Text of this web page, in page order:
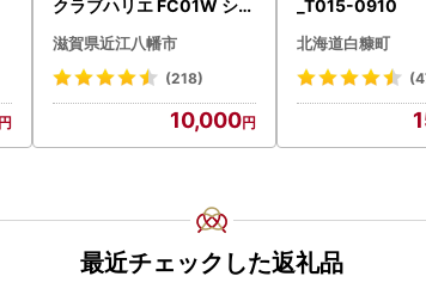
クラブハリエ FC01W シェ
ン
滋賀県近江八幡市
(218)
10,000
_T015-0910
北海道白糠町
最近チェックした返礼品